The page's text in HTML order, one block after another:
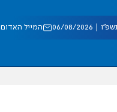
08/2026 המייל האדום